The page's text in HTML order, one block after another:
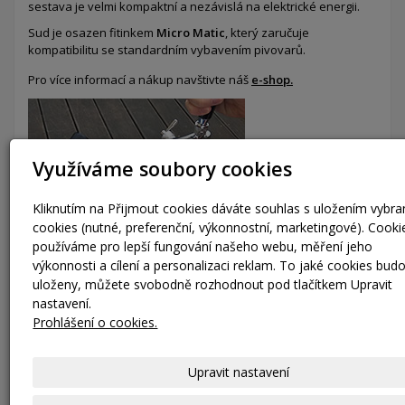
sestava je velmi kompaktní a nezávislá na elektrické energii.
Sud je osazen fitinkem Micro Matic , který zaručuje
kompatibilitu se standardním vybavením pivovarů.
Pro více informací a nákup navštivte náš e-shop.
Laserové značení
označení KEG sudů textem nebo logem vaší společnosti.
Využíváme soubory cookies
Kliknutím na Přijmout cookies dáváte souhlas s uložením
cookies (nutné, preferenční, výkonnostní, marketingové).
používáme pro lepší fungování našeho webu, měření jeho
výkonnosti a cílení a personalizaci reklam. To jaké cookies
uloženy, můžete svobodně rozhodnout pod tlačítkem Upravit
nastavení.
Prohlášení o cookies.
Upravit nastavení